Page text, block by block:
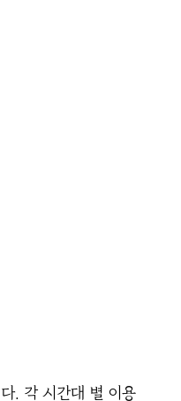
. 각 시간대 별 이용